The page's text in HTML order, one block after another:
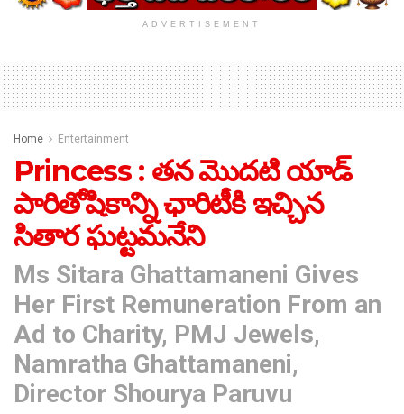
ADVERTISEMENT
Home Entertainment
Princess : తన మొదటి యాడ్
పారితోషికాన్ని ఛారిటీకి ఇచ్చిన
సితార ఘట్టమనేని
Ms Sitara Ghattamaneni Gives
Her First Remuneration From an
Ad to Charity, PMJ Jewels,
Namratha Ghattamaneni,
Director Shourya Paruvu